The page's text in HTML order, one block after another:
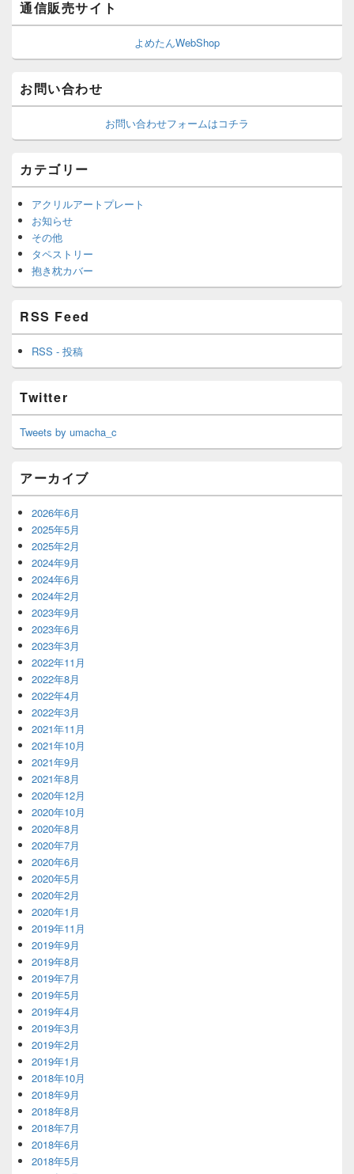
通信販売サイト
よめたんWebShop
お問い合わせ
お問い合わせフォームはコチラ
カテゴリー
アクリルアートプレート
お知らせ
その他
タペストリー
抱き枕カバー
RSS Feed
RSS - 投稿
Twitter
Tweets by umacha_c
アーカイブ
2026年6月
2025年5月
2025年2月
2024年9月
2024年6月
2024年2月
2023年9月
2023年6月
2023年3月
2022年11月
2022年8月
2022年4月
2022年3月
2021年11月
2021年10月
2021年9月
2021年8月
2020年12月
2020年10月
2020年8月
2020年7月
2020年6月
2020年5月
2020年2月
2020年1月
2019年11月
2019年9月
2019年8月
2019年7月
2019年5月
2019年4月
2019年3月
2019年2月
2019年1月
2018年10月
2018年9月
2018年8月
2018年7月
2018年6月
2018年5月